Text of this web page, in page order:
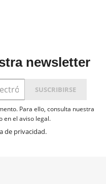
newsletter
Para ello, consulta nuestra
en el aviso legal.
de privacidad.